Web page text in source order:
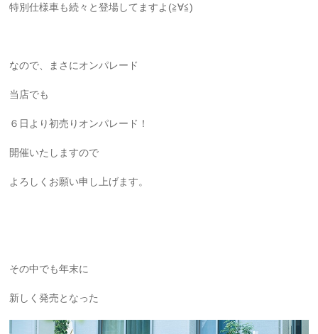
特別仕様車も続々と登場してますよ(≧∀≦)
なので、まさにオンパレード
当店でも
６日より初売りオンパレード！
開催いたしますので
よろしくお願い申し上げます。
その中でも年末に
新しく発売となった